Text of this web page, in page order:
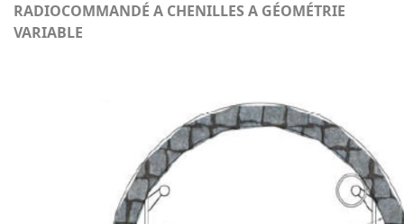
RADIOCOMMANDÉ A CHENILLES A GÉOMÉTRIE
VARIABLE